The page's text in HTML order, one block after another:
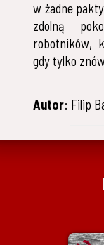
w żadne
zdolną
robotników,
gdy tylko
Autor: Filip